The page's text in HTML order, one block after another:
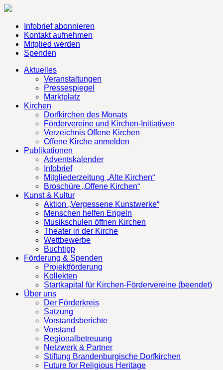
Infobrief abonnieren
Kontakt aufnehmen
Mitglied werden
Spenden
Aktuelles
Veranstaltungen
Pressespiegel
Marktplatz
Kirchen
Dorfkirchen des Monats
Fördervereine und Kirchen-Initiativen
Verzeichnis Offene Kirchen
Offene Kirche anmelden
Publikationen
Adventskalender
Infobrief
Mitgliederzeitung „Alte Kirchen“
Broschüre „Offene Kirchen“
Kunst & Kultur
Aktion „Vergessene Kunstwerke“
Menschen helfen Engeln
Musikschulen öffnen Kirchen
Theater in der Kirche
Wettbewerbe
Buchtipp
Förderung & Spenden
Projektförderung
Kollekten
Startkapital für Kirchen-Fördervereine (beendet)
Über uns
Der Förderkreis
Satzung
Vorstandsberichte
Vorstand
Regionalbetreuung
Netzwerk & Partner
Stiftung Brandenburgische Dorfkirchen
Future for Religious Heritage